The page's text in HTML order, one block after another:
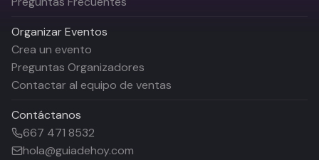
Organizar Eventos
Crea un evento
Preguntas Organizadores
Contactar al equipo de ventas
Contáctanos
667 471 8532
hola@guiadehoy.com